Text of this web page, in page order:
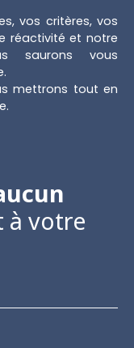
vos critères, vos
réactivité et notre
saurons vous
mettrons tout en
à votre